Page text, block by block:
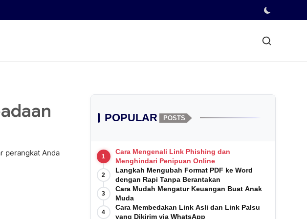
perangkat Anda
POPULAR POSTS
1
Cara Mengenali Link Phishing dan
Menghindari Penipuan Online
2
Langkah Mengubah Format PDF ke Word
dengan Rapi Tanpa Berantakan
3
Cara Mudah Mengatur Keuangan Buat Anak
Muda
4
Cara Membedakan Link Asli dan Link Palsu
yang Dikirim via WhatsApp